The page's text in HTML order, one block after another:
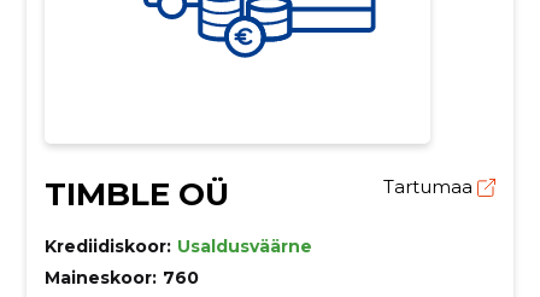
TIMBLE OÜ Tartumaa
Krediidiskoor: Usaldusväärne
Maineskoor: 760